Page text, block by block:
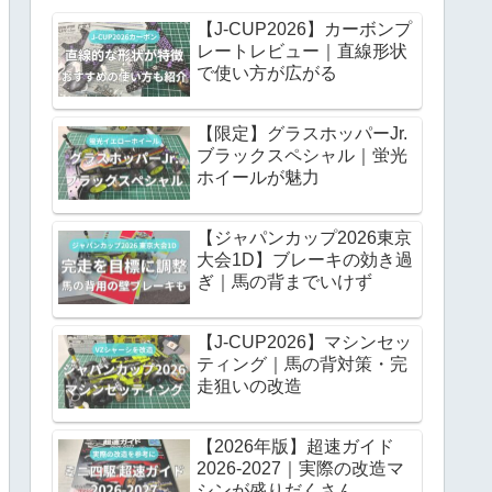
【J-CUP2026】カーボンプ
レートレビュー｜直線形状
で使い方が広がる
【限定】グラスホッパーJr.
ブラックスペシャル｜蛍光
ホイールが魅力
【ジャパンカップ2026東京
大会1D】ブレーキの効き過
ぎ｜馬の背までいけず
【J-CUP2026】マシンセッ
ティング｜馬の背対策・完
走狙いの改造
【2026年版】超速ガイド
2026-2027｜実際の改造マ